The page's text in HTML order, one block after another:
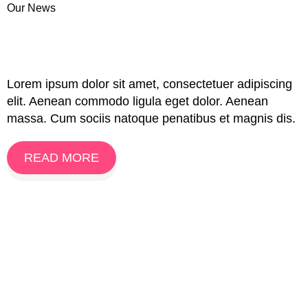
Our News
Lorem ipsum dolor sit amet, consectetuer adipiscing
elit. Aenean commodo ligula eget dolor. Aenean
massa. Cum sociis natoque penatibus et magnis dis.
READ MORE